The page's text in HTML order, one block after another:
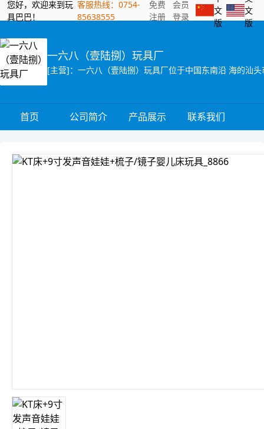
您好，欢迎来到玩
具巴巴！
客服热线：0754-
85638555
免费
注册
会员
登录
文
版
文
版
一六八（壹陆捌）玩具厂
首页 公司简介 产品展示 联系我们